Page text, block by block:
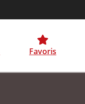
Favoris